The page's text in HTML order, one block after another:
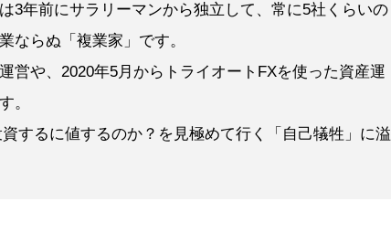
3年前にサラリーマンから独立して、常に5社くらいの
ならぬ「複業家」です。
営や、2020年5月からトライオートFXを使った資産運
。
するに値するのか？を見極めて行く「自己犠牲」に溢